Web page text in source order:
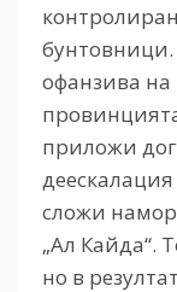
бунтовници.
офанзива на
приложи
сложи
„Ал Кайда“.
но в